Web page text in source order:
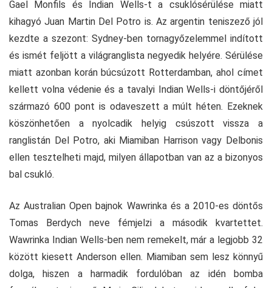
Gael Monfils és Indian Wells-t a csuklósérülése miatt
kihagyó Juan Martin Del Potro is. Az argentin teniszező jól
kezdte a szezont: Sydney-ben tornagyőzelemmel indított
és ismét feljött a világranglista negyedik helyére. Sérülése
miatt azonban korán búcsúzott Rotterdamban, ahol címet
kellett volna védenie és a tavalyi Indian Wells-i döntőjéről
származó 600 pont is odaveszett a múlt héten. Ezeknek
köszönhetően a nyolcadik helyig csúszott vissza a
ranglistán Del Potro, aki Miamiban Harrison vagy Delbonis
ellen tesztelheti majd, milyen állapotban van az a bizonyos
bal csukló.
Az Australian Open bajnok Wawrinka és a 2010-es döntős
Tomas Berdych neve fémjelzi a második kvartettet.
Wawrinka Indian Wells-ben nem remekelt, már a legjobb 32
között kiesett Anderson ellen. Miamiban sem lesz könnyű
dolga, hiszen a harmadik fordulóban az idén bomba